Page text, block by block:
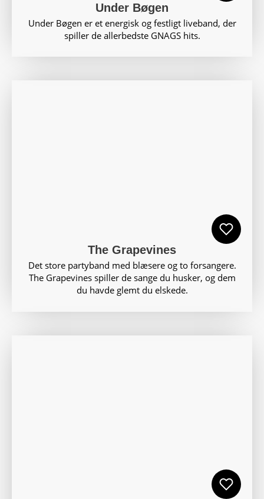
Under Bøgen
Under Bøgen er et energisk og festligt liveband, der
spiller de allerbedste GNAGS hits.
The Grapevines
Det store partyband med blæsere og to forsangere.
The Grapevines spiller de sange du husker, og dem
du havde glemt du elskede.